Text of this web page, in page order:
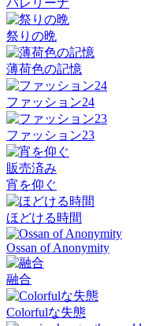
バレリーナ
祭りの晩
薄荷色の記憶
ファッション24
ファッション23
販売済み
宵を仰ぐ
ほどける時間
Ossan of Anonymity
融合
Colorfulな失態